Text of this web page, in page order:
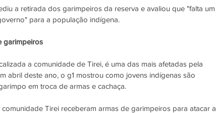
a retirada dos garimpeiros da reserva e avaliou que "falta um
para a população indígena.
garimpeiros
a comunidade de Tirei, é uma das mais afetadas pela
abril deste ano, o g1 mostrou como jovens indígenas são
em troca de armas e cachaça.
Tirei receberam armas de garimpeiros para atacar a